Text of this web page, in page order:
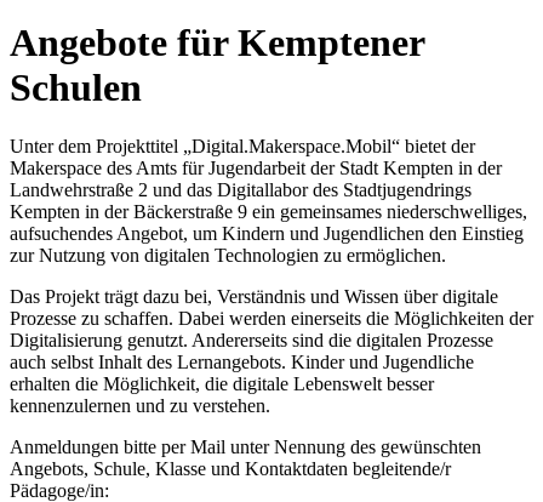
Angebote für Kemptener
Schulen
Unter dem Projekttitel „Digital.Makerspace.Mobil“ bietet der
Makerspace des Amts für Jugendarbeit der Stadt Kempten in der
Landwehrstraße 2 und das Digitallabor des Stadtjugendrings
Kempten in der Bäckerstraße 9 ein gemeinsames niederschwelliges,
aufsuchendes Angebot, um Kindern und Jugendlichen den Einstieg
zur Nutzung von digitalen Technologien zu ermöglichen.
Das Projekt trägt dazu bei, Verständnis und Wissen über digitale
Prozesse zu schaffen. Dabei werden einerseits die Möglichkeiten der
Digitalisierung genutzt. Andererseits sind die digitalen Prozesse
auch selbst Inhalt des Lernangebots. Kinder und Jugendliche
erhalten die Möglichkeit, die digitale Lebenswelt besser
kennenzulernen und zu verstehen.
Anmeldungen bitte per Mail unter Nennung des gewünschten
Angebots, Schule, Klasse und Kontaktdaten begleitende/r
Pädagoge/in: